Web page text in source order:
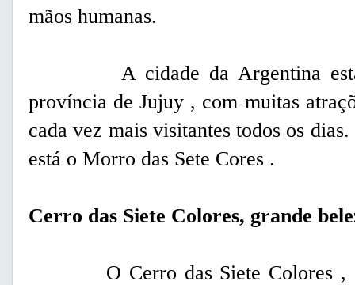
mãos humanas.
A cidade da Argentina está
província de Jujuy , com muitas
cada vez mais visitantes todos os
está o Morro das Sete Cores .
Cerro das Siete Colores, grande
O Cerro das Siete Colores ,